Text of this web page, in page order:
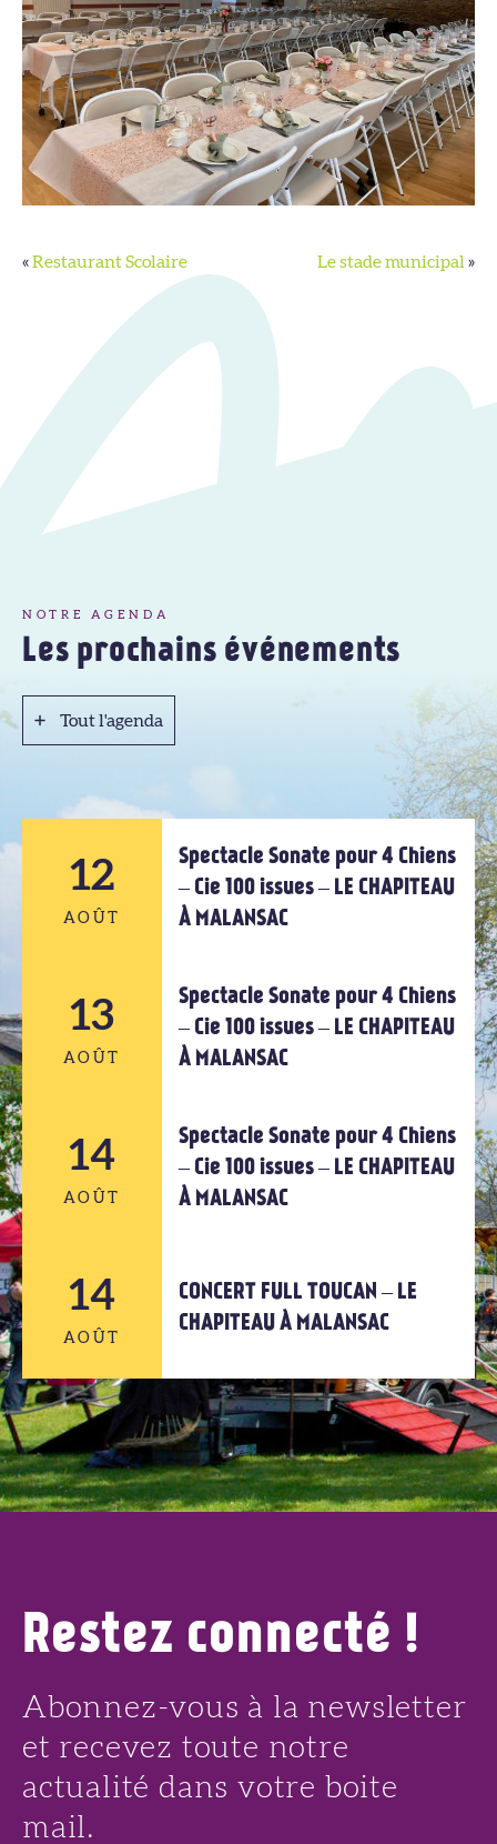
«Restaurant Scolaire Le stade municipal »
NOTRE AGENDA
Les prochains événements
Tout l'agenda
12
AOÛT
12
AOÛT
Spectacle Sonate pour 4 Chiens
– Cie 100 issues – LE CHAPITEAU
À MALANSAC
13
AOÛT
13
AOÛT
Spectacle Sonate pour 4 Chiens
– Cie 100 issues – LE CHAPITEAU
À MALANSAC
14
AOÛT
14
AOÛT
Spectacle Sonate pour 4 Chiens
– Cie 100 issues – LE CHAPITEAU
À MALANSAC
14
AOÛT
14
AOÛT
CONCERT FULL TOUCAN – LE
CHAPITEAU À MALANSAC
Restez connecté !
Abonnez-vous à la newsletter
et recevez toute notre
actualité dans votre boite
mail.